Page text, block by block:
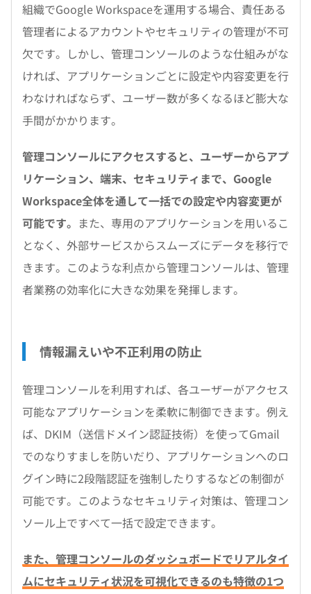
組織でGoogle Workspaceを運用する場合、責任ある
管理者によるアカウントやセキュリティの管理が不可
欠です。しかし、管理コンソールのような仕組みがな
ければ、アプリケーションごとに設定や内容変更を行
わなければならず、ユーザー数が多くなるほど膨大な
手間がかかります。
管理コンソールにアクセスすると、ユーザーからアプ
リケーション、端末、セキュリティまで、Google
Workspace全体を通して一括での設定や内容変更が
可能です。 また、専用のアプリケーションを用いるこ
となく、外部サービスからスムーズにデータを移行で
きます。このような利点から管理コンソールは、管理
者業務の効率化に大きな効果を発揮します。
情報漏えいや不正利用の防止
管理コンソールを利用すれば、各ユーザーがアクセス
可能なアプリケーションを柔軟に制御できます。例え
ば、DKIM（送信ドメイン認証技術）を使ってGmail
でのなりすましを防いだり、アプリケーションへのロ
グイン時に2段階認証を強制したりするなどの制御が
可能です。このようなセキュリティ対策は、管理コン
ソール上ですべて一括で設定できます。
また、管理コンソールのダッシュボードでリアルタイ
ムにセキュリティ状況を可視化できるのも特徴の1つ